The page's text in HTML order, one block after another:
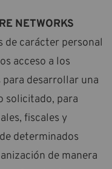
NETWORKS
de carácter personal
acceso a los
para desarrollar una
solicitado, para
fiscales y
determinados
de manera